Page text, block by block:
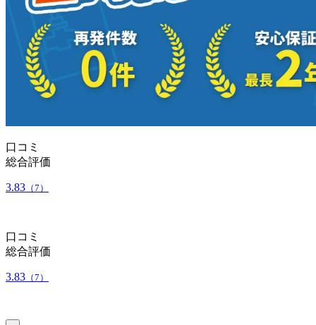
口コミ
総合評価
3.83 （7）
口コミ
総合評価
3.83 （7）